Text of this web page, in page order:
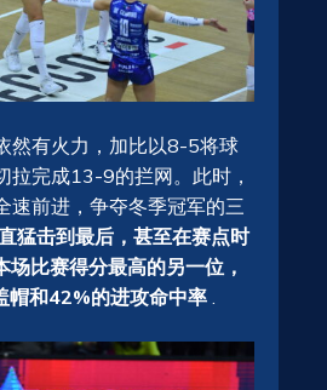
然有火力，加比以8-5将球
拉完成13-9的拦网。此时，
速前进，争夺冬季冠军的三
猛击到最后，甚至在赛点时
比赛得分最高的另一位，
帽和42%的进攻命中率